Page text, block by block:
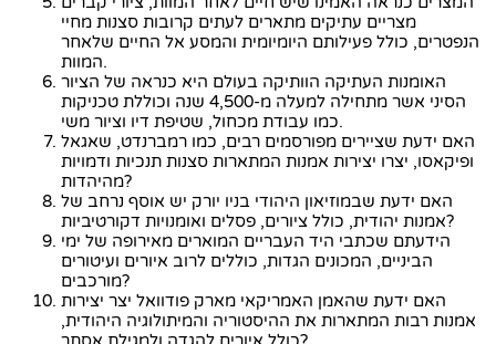
מצריים עתיקים מתארים לעתים קרובות סצנות מחיי
הנפטרים, כולל פעילותם היומיומית והמסע אל החיים שלאחר
המוות.
האומנות העתיקה הוותיקה בעולם היא כנראה של הציור
הסיני אשר מתחילה למעלה מ-4,500 שנה וכוללת טכניקות
כמו עבודת מכחול, שטיפת דיו וציור משי.
האם ידעת שציירים מפורסמים רבים, כמו רמברנדט, שאגאל
ופיקאסו, יצרו יצירות אמנות המתארות סצנות תנכיות ודמויות
מהיהדות?
האם ידעת שבמוזיאון היהודי בניו יורק יש אוסף נרחב של
אמנות יהודית, כולל ציורים, פסלים ואומנויות דקורטיביות?
הידעתם שכתבי היד העבריים המוארים מאירופה של ימי
הביניים, המכונים הגדות, כוללים לרוב איורים ועיטורים
מורכבים?
האם ידעת שהאמן האמריקאי מארק פודוואל יצר יצירות
אמנות רבות המתארות את ההיסטוריה והמיתולוגיה היהודית,